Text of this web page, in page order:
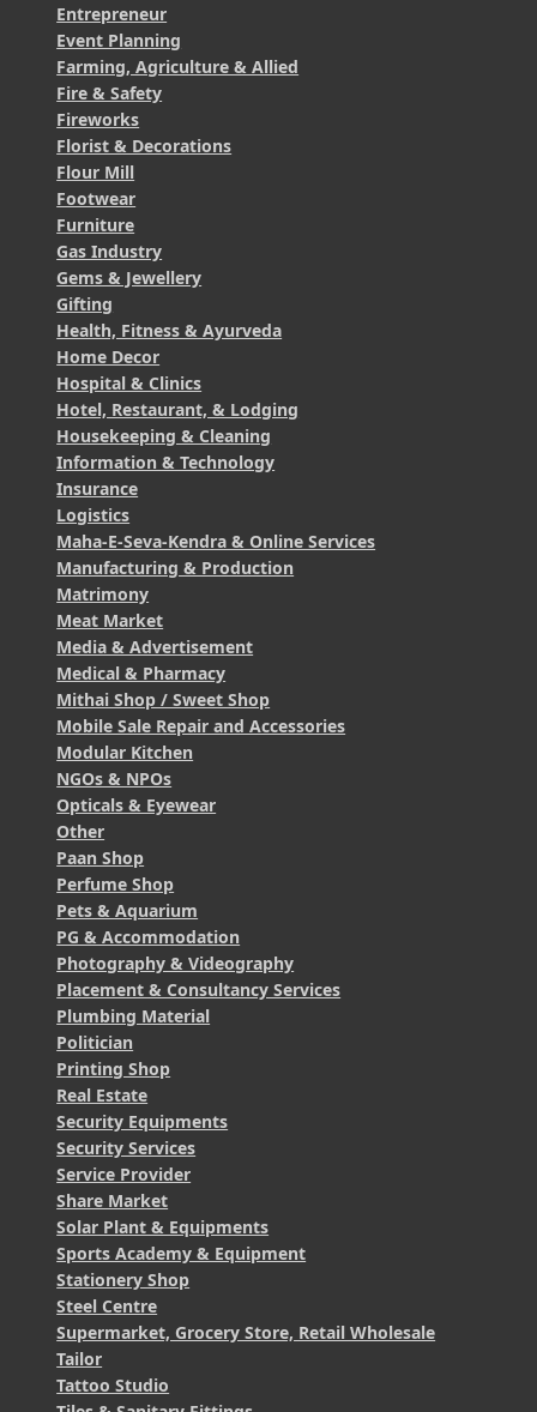
Entrepreneur
Event Planning
Farming, Agriculture & Allied
Fire & Safety
Fireworks
Florist & Decorations
Flour Mill
Footwear
Furniture
Gas Industry
Gems & Jewellery
Gifting
Health, Fitness & Ayurveda
Home Decor
Hospital & Clinics
Hotel, Restaurant, & Lodging
Housekeeping & Cleaning
Information & Technology
Insurance
Logistics
Maha-E-Seva-Kendra & Online Services
Manufacturing & Production
Matrimony
Meat Market
Media & Advertisement
Medical & Pharmacy
Mithai Shop / Sweet Shop
Mobile Sale Repair and Accessories
Modular Kitchen
NGOs & NPOs
Opticals & Eyewear
Other
Paan Shop
Perfume Shop
Pets & Aquarium
PG & Accommodation
Photography & Videography
Placement & Consultancy Services
Plumbing Material
Politician
Printing Shop
Real Estate
Security Equipments
Security Services
Service Provider
Share Market
Solar Plant & Equipments
Sports Academy & Equipment
Stationery Shop
Steel Centre
Supermarket, Grocery Store, Retail Wholesale
Tailor
Tattoo Studio